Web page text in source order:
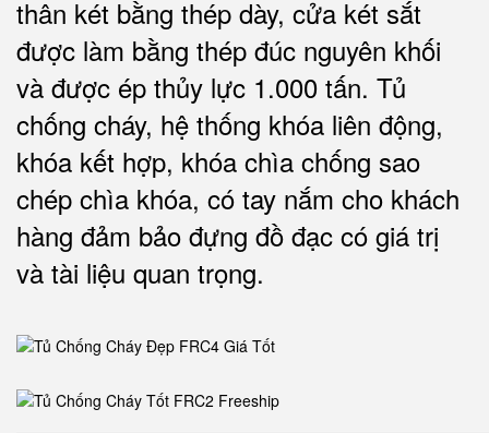
thân két bằng thép dày, cửa két sắt
được làm bằng thép đúc nguyên khối
và được ép thủy lực 1.000 tấn. Tủ
chống cháy, hệ thống khóa liên động,
khóa kết hợp, khóa chìa chống sao
chép chìa khóa, có tay nắm cho khách
hàng đảm bảo đựng đồ đạc có giá trị
và tài liệu quan trọng.